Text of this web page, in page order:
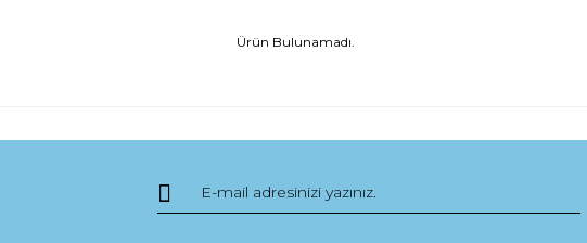
Ürün Bulunamadı.